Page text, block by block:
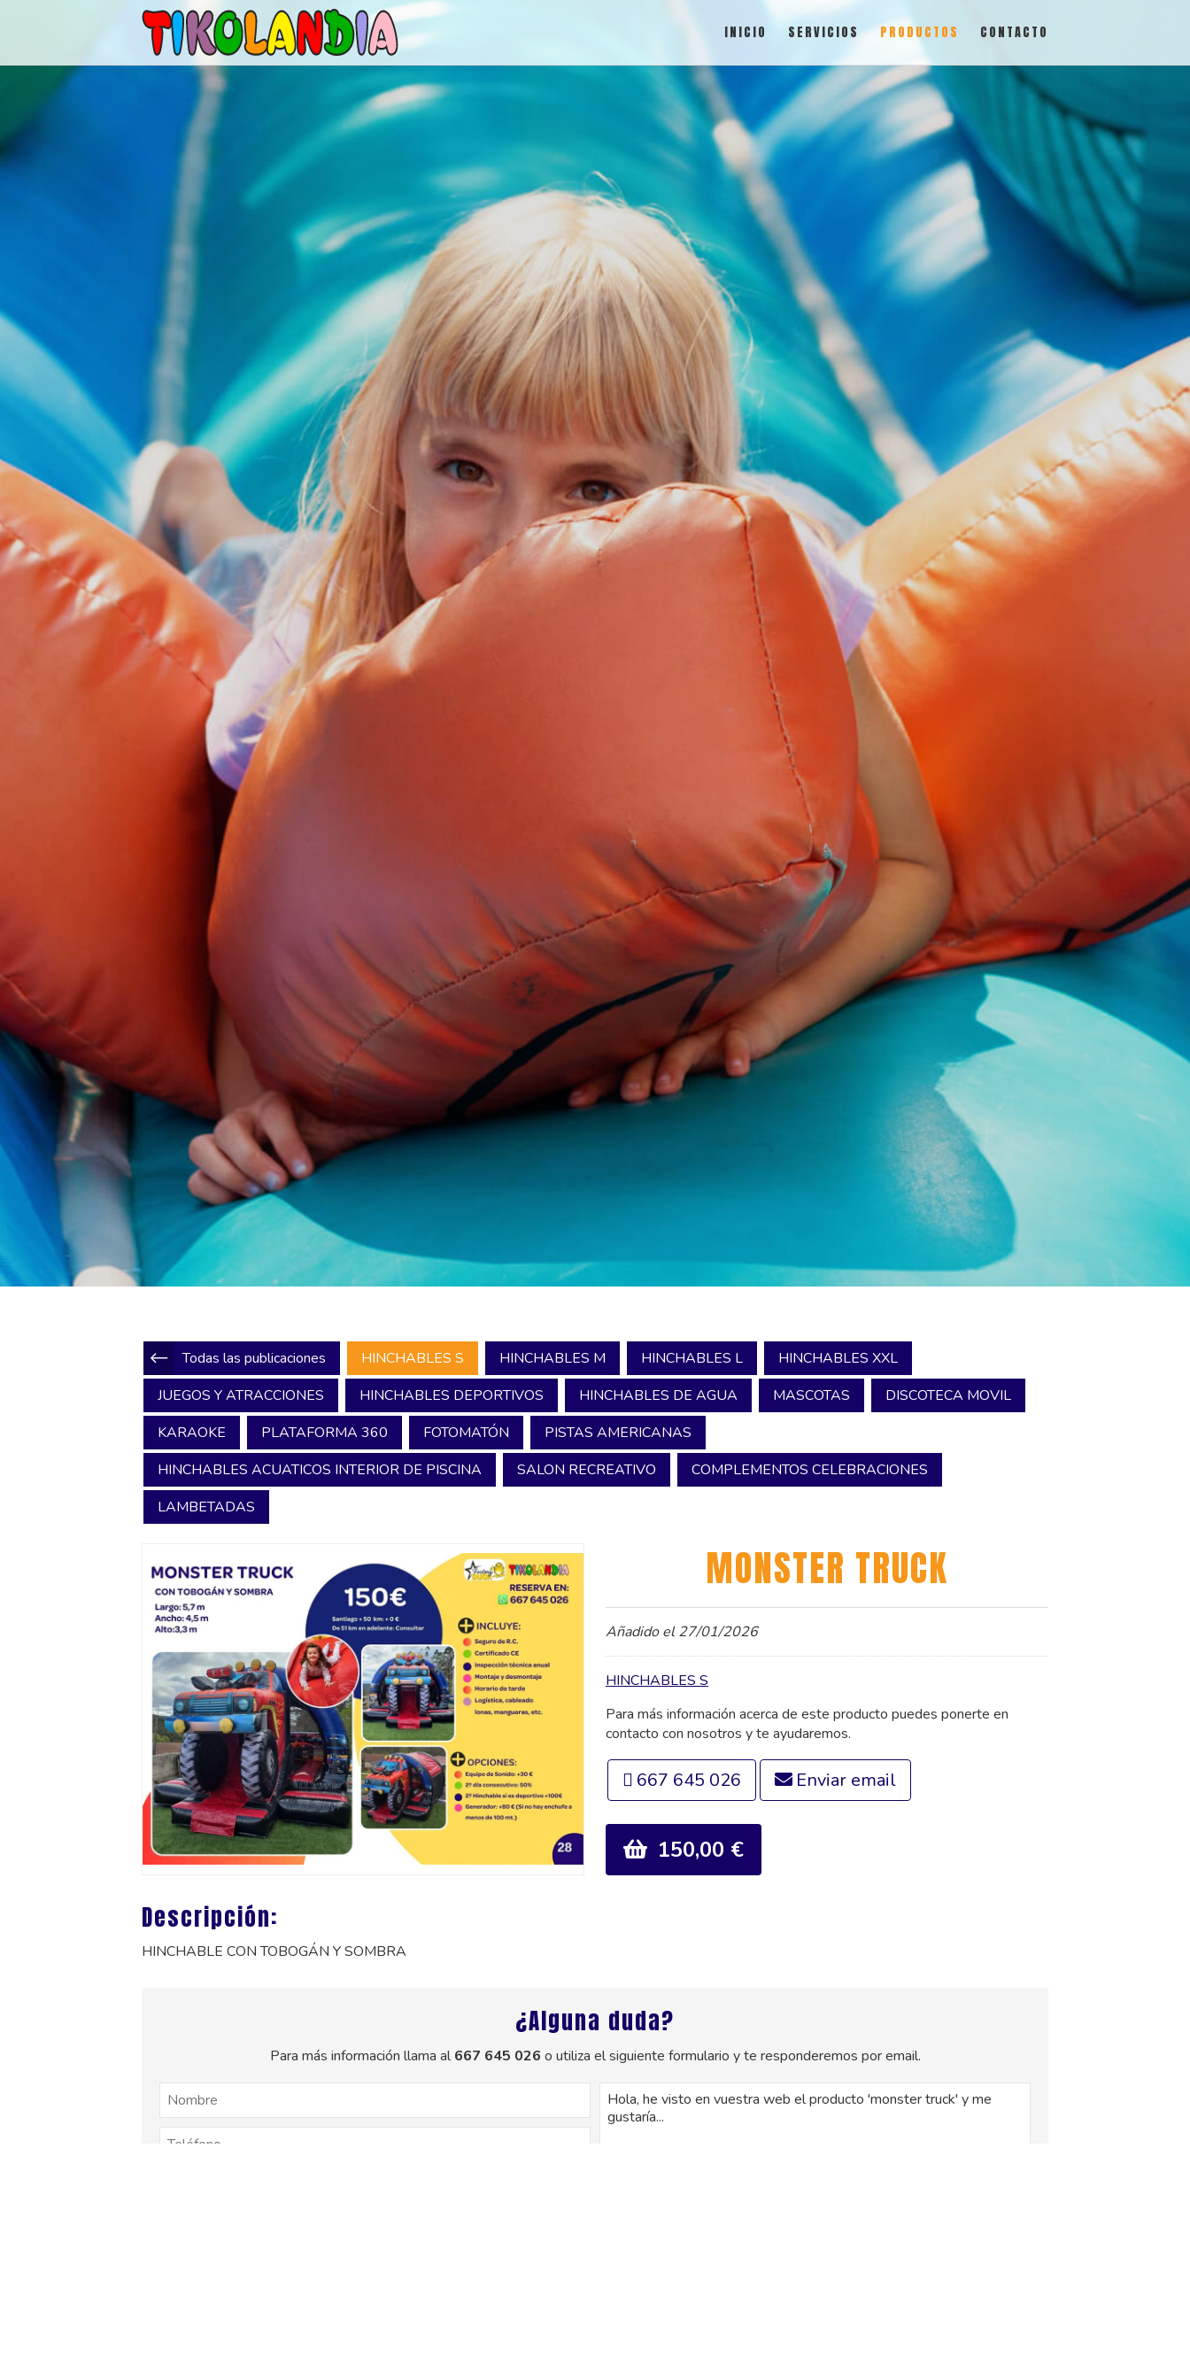
INICIO SERVICIOS PRODUCTOS CONTACTO
Todas las publicaciones HINCHABLES S HINCHABLES M HINCHABLES L
HINCHABLES XXL
JUEGOS Y ATRACCIONES
HINCHABLES DEPORTIVOS HINCHABLES DE AGUA MASCOTAS
DISCOTECA MOVIL
KARAOKE
PLATAFORMA 360 FOTOMATÓN
PISTAS AMERICANAS
HINCHABLES ACUATICOS INTERIOR DE PISCINA
SALON RECREATIVO
COMPLEMENTOS CELEBRACIONES
LAMBETADAS
MONSTER TRUCK
Añadido el 27/01/2026
HINCHABLES S
Para más información acerca de este producto puedes ponerte en
contacto con nosotros y te ayudaremos.
667 645 026 Enviar email
150,00 €
Descripción:
HINCHABLE CON TOBOGÁN Y SOMBRA
¿Alguna duda?
Para más información llama al667 645 026 o utiliza el siguiente formulario y te responderemos por email.